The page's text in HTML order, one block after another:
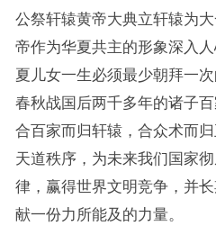
公祭轩辕黄帝大典立轩辕为
帝作为华夏共主的形象深入
夏儿女一生必须最少朝拜一
春秋战国后两千多年的诸子
合百家而归轩辕，合众术而
天道秩序，为未来我们国家
律，赢得世界文明竞争，并
献一份力所能及的力量。